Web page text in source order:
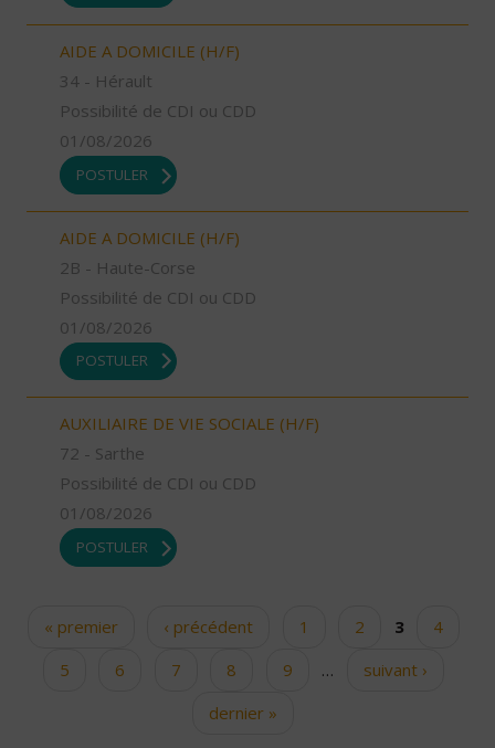
AIDE A DOMICILE (H/F)
34 - Hérault
Possibilité de CDI ou CDD
01/08/2026
POSTULER
AIDE A DOMICILE (H/F)
2B - Haute-Corse
Possibilité de CDI ou CDD
01/08/2026
POSTULER
AUXILIAIRE DE VIE SOCIALE (H/F)
72 - Sarthe
Possibilité de CDI ou CDD
01/08/2026
POSTULER
Pages« premier ‹ précédent 1 2 3
4
5
6 7 8 9 …
suivant ›
dernier »